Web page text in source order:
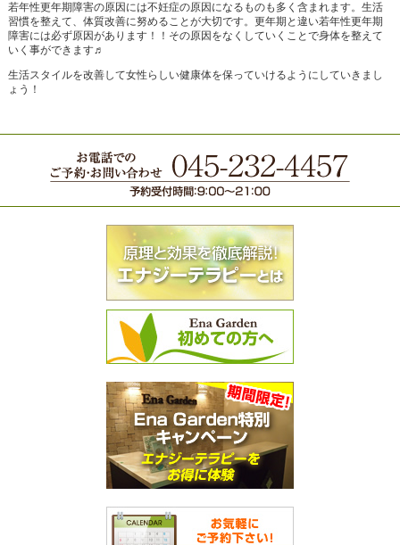
若年性更年期障害の原因には不妊症の原因になるものも多く含まれます。生活
習慣を整えて、体質改善に努めることが大切です。更年期と違い若年性更年期
障害には必ず原因があります！！その原因をなくしていくことで身体を整えて
いく事ができます♬
生活スタイルを改善して女性らしい健康体を保っていけるようにしていきまし
ょう！